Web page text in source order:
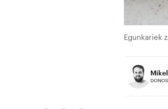
Egunkariek